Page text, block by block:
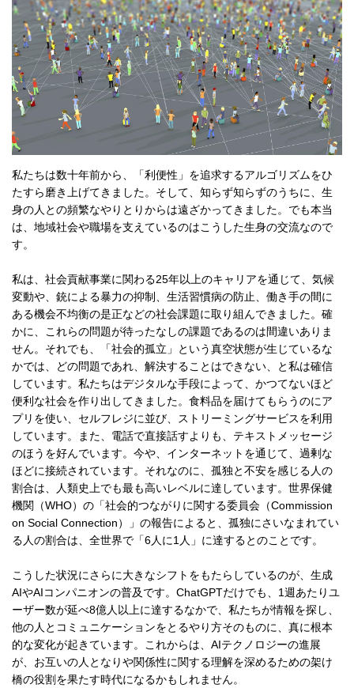
私たちは数十年前から、「利便性」を追求するアルゴリズムをひ
たすら磨き上げてきました。そして、知らず知らずのうちに、生
身の人との頻繁なやりとりからは遠ざかってきました。でも本当
は、地域社会や職場を支えているのはこうした生身の交流なので
す。
私は、社会貢献事業に関わる25年以上のキャリアを通じて、気候
変動や、銃による暴力の抑制、生活習慣病の防止、働き手の間に
ある機会不均衡の是正などの社会課題に取り組んできました。確
かに、これらの問題が待ったなしの課題であるのは間違いありま
せん。それでも、「社会的孤立」という真空状態が生じているな
かでは、どの問題であれ、解決することはできない、と私は確信
しています。私たちはデジタルな手段によって、かつてないほど
便利な社会を作り出してきました。食料品を届けてもらうのにア
プリを使い、セルフレジに並び、ストリーミングサービスを利用
しています。また、電話で直接話すよりも、テキストメッセージ
のほうを好んでいます。今や、インターネットを通じて、過剰な
ほどに接続されています。それなのに、孤独と不安を感じる人の
割合は、人類史上でも最も高いレベルに達しています。世界保健
機関（WHO）の「社会的つながりに関する委員会（Commission
on Social Connection）」の報告によると、孤独にさいなまれてい
る人の割合は、全世界で「6人に1人」に達するとのことです。
こうした状況にさらに大きなシフトをもたらしているのが、生成
AIやAIコンパニオンの普及です。ChatGPTだけでも、1週あたりユ
ーザー数が延べ8億人以上に達するなかで、私たちが情報を探し、
他の人とコミュニケーションをとるやり方そのものに、真に根本
的な変化が起きています。これからは、AIテクノロジーの進展
が、お互いの人となりや関係性に関する理解を深めるための架け
橋の役割を果たす時代になるかもしれません。